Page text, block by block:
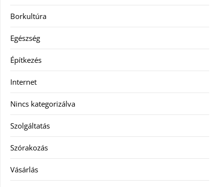
Borkultúra
Egészség
Építkezés
Internet
Nincs kategorizálva
Szolgáltatás
Szórakozás
Vásárlás